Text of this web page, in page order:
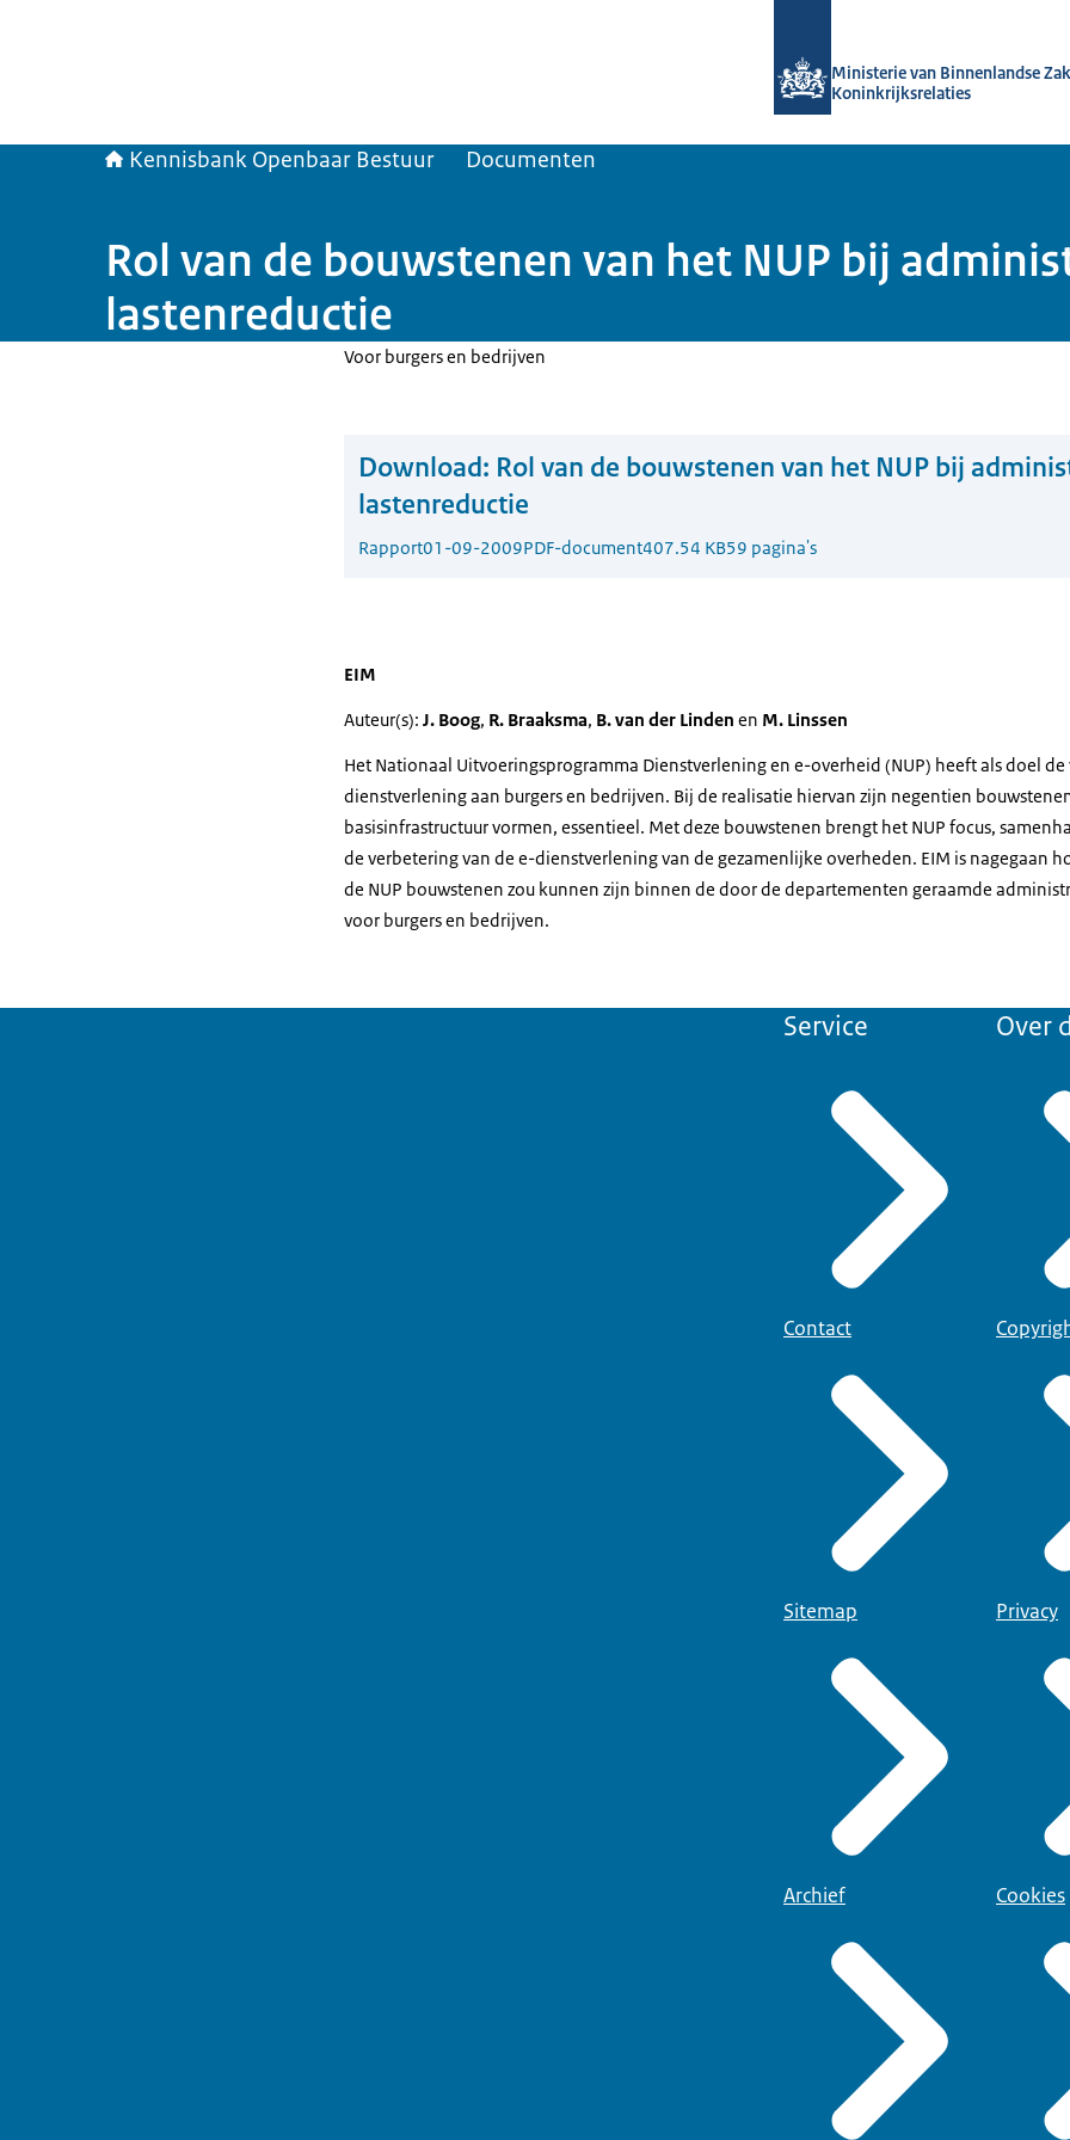
Ministerie van Binnenlandse
Koninkrijksrelaties
Kennisbank Openbaar Bestuur Documenten
Rol van de bouwstenen van het NUP bij
lastenreductie
Voor burgers en bedrijven
Download: Rol van de bouwstenen van het NUP bij
lastenreductie
Rapport01-09-2009PDF-document407.54 KB59 pagina's
EIM
Auteur(s): J. Boog, R. Braaksma, B. van der Linden en M. Linssen
Het Nationaal Uitvoeringsprogramma Dienstverlening en e-overheid (NUP) heeft als doel
dienstverlening aan burgers en bedrijven. Bij de realisatie hiervan zijn negentien
basisinfrastructuur vormen, essentieel. Met deze bouwstenen brengt het NUP focus,
de verbetering van de e-dienstverlening van de gezamenlijke overheden. EIM is nagegaan
de NUP bouwstenen zou kunnen zijn binnen de door de departementen geraamde
voor burgers en bedrijven.
Service
Contact
Sitemap
Archief
Over
Privacy
Cookies